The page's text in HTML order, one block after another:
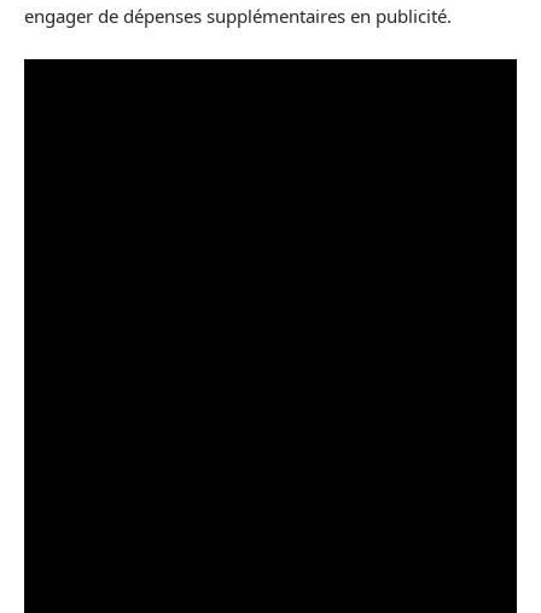
engager de dépenses supplémentaires en publicité.